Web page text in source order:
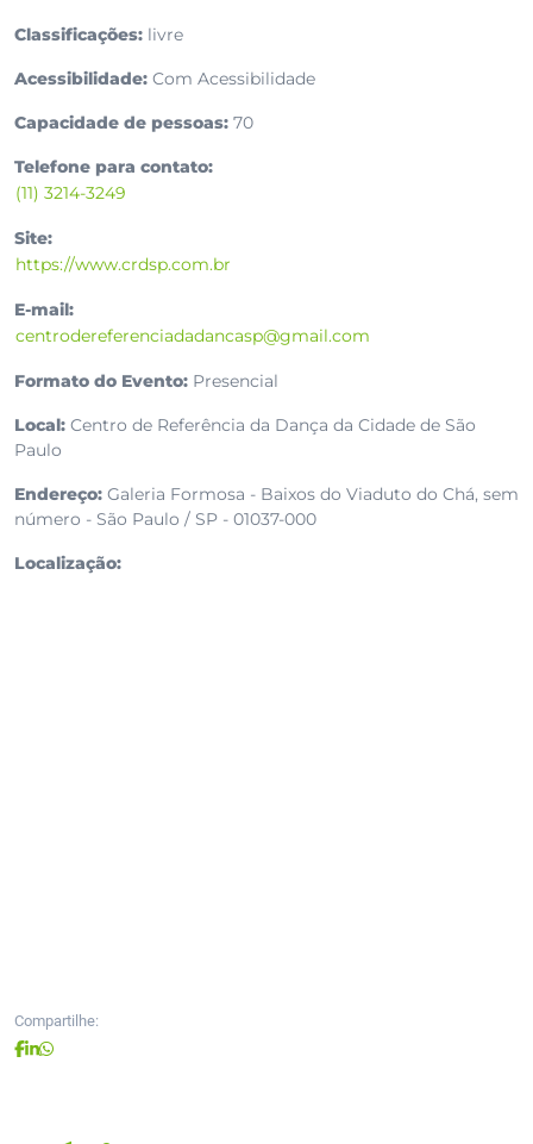
Classificações: livre
Acessibilidade: Com Acessibilidade
Capacidade de pessoas: 70
Telefone para contato:
(11) 3214-3249
Site:
https://www.crdsp.com.br
E-mail:
centrodereferenciadadancasp@gmail.com
Formato do Evento: Presencial
Local: Centro de Referência da Dança da Cidade de São
Paulo
Endereço: Galeria Formosa - Baixos do Viaduto do Chá, sem
número - São Paulo / SP - 01037-000
Localização:
Compartilhe: